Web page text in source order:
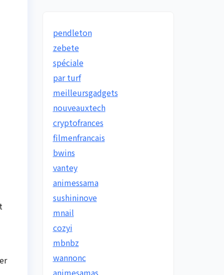
pendleton
zebete
spéciale
par turf
meilleursgadgets
nouveauxtech
cryptofrances
filmenfrancais
bwins
vantey
animessama
sushininove
mnail
cozyi
mbnbz
wannonc
animesamas